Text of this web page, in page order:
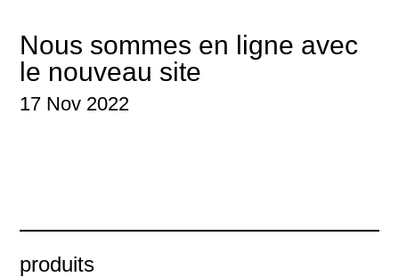
Nous sommes en ligne avec
le nouveau site
17 Nov 2022
produits